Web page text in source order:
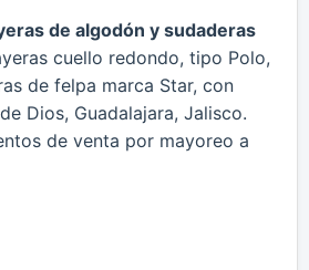
de algodón y sudaderas
cuello redondo, tipo Polo,
de felpa marca Star, con
Dios, Guadalajara, Jalisco.
de venta por mayoreo a